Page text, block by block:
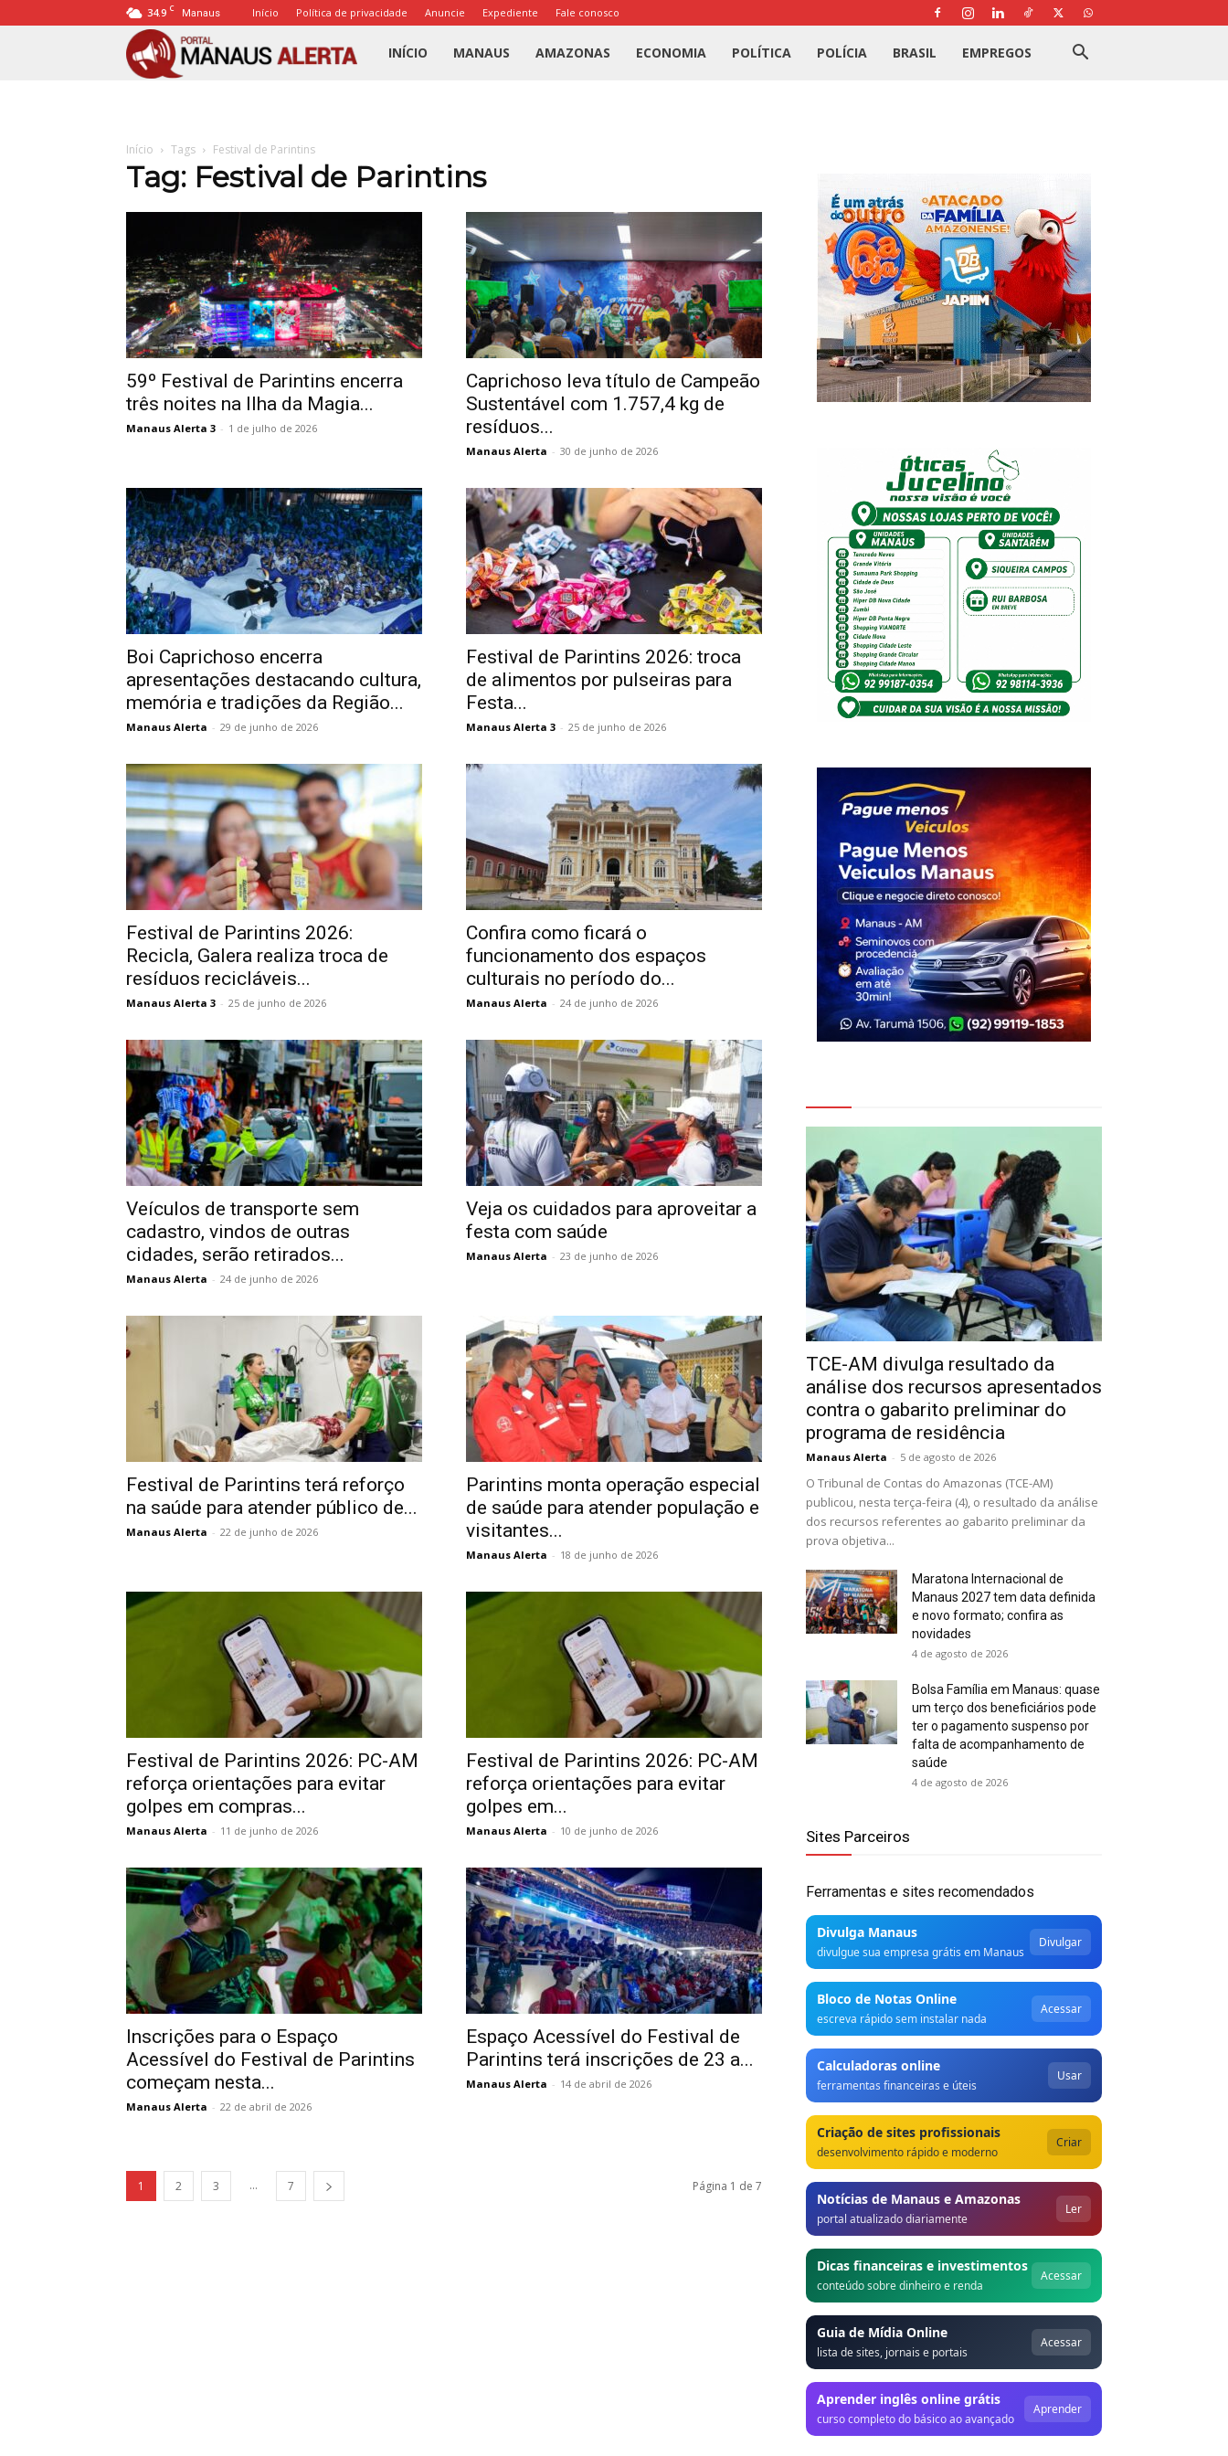
34.9 C Manaus Início Política de privacidade Anuncie Expediente Fale conosco
Portal
Alerta
INÍCIO MANAUS AMAZONAS ECONOMIA POLÍTICA POLÍCIA BRASIL EMPREGOS
Início Tags Festival de Parintins
Tag: Festival de Parintins
59º Festival de Parintins encerra
três noites na Ilha da Magia...
Manaus Alerta 3 - 1 de julho de 2026
Caprichoso leva título de Campeão
Sustentável com 1.757,4 kg de
resíduos...
Manaus Alerta - 30 de junho de 2026
Boi Caprichoso encerra
apresentações destacando cultura,
memória e tradições da Região...
Manaus Alerta - 29 de junho de 2026
Festival de Parintins 2026: troca
de alimentos por pulseiras para
Festa...
Manaus Alerta 3 - 25 de junho de 2026
Festival de Parintins 2026:
Recicla, Galera realiza troca de
resíduos recicláveis...
Manaus Alerta 3 - 25 de junho de 2026
Confira como ficará o
funcionamento dos espaços
culturais no período do...
Manaus Alerta - 24 de junho de 2026
Veículos de transporte sem
cadastro, vindos de outras
cidades, serão retirados...
Manaus Alerta - 24 de junho de 2026
Veja os cuidados para aproveitar a
festa com saúde
Manaus Alerta - 23 de junho de 2026
Festival de Parintins terá reforço
na saúde para atender público de...
Manaus Alerta - 22 de junho de 2026
Parintins monta operação especial
de saúde para atender população e
visitantes...
Manaus Alerta - 18 de junho de 2026
Festival de Parintins 2026: PC-AM
reforça orientações para evitar
golpes em compras...
Manaus Alerta - 11 de junho de 2026
Festival de Parintins 2026: PC-AM
reforça orientações para evitar
golpes em...
Manaus Alerta - 10 de junho de 2026
Inscrições para o Espaço
Acessível do Festival de Parintins
começam nesta...
Manaus Alerta - 22 de abril de 2026
Espaço Acessível do Festival de
Parintins terá inscrições de 23 a...
Manaus Alerta - 14 de abril de 2026
1 2 3 ... 7 Página 1 de 7
TCE-AM divulga resultado da
análise dos recursos apresentados
contra o gabarito preliminar do
programa de residência
Manaus Alerta - 5 de agosto de 2026
O Tribunal de Contas do Amazonas (TCE-AM)
publicou, nesta terça-feira (4), o resultado da análise
dos recursos referentes ao gabarito preliminar da
prova objetiva...
Maratona Internacional de
Manaus 2027 tem data definida
e novo formato; confira as
novidades
4 de agosto de 2026
Bolsa Família em Manaus: quase
um terço dos beneficiários pode
ter o pagamento suspenso por
falta de acompanhamento de
saúde
4 de agosto de 2026
Sites Parceiros
Ferramentas e sites recomendados
Divulga Manaus
divulgue sua empresa grátis em Manaus
Divulgar
Bloco de Notas Online
escreva rápido sem instalar nada
Acessar
Calculadoras online
ferramentas financeiras e úteis
Usar
Criação de sites profissionais
desenvolvimento rápido e moderno
Criar
Notícias de Manaus e Amazonas
portal atualizado diariamente
Ler
Dicas financeiras e investimentos
conteúdo sobre dinheiro e renda
Acessar
Guia de Mídia Online
lista de sites, jornais e portais
Acessar
Aprender inglês online grátis
curso completo do básico ao avançado
Aprender